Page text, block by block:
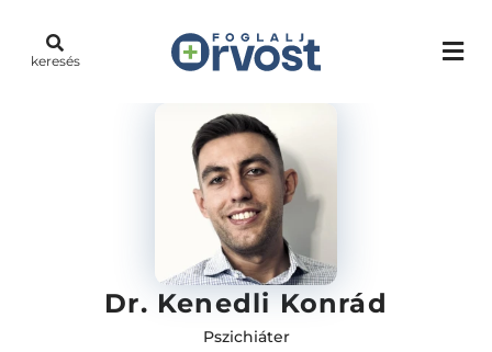
keresés
Dr. Kenedli Konrád
Pszichiáter